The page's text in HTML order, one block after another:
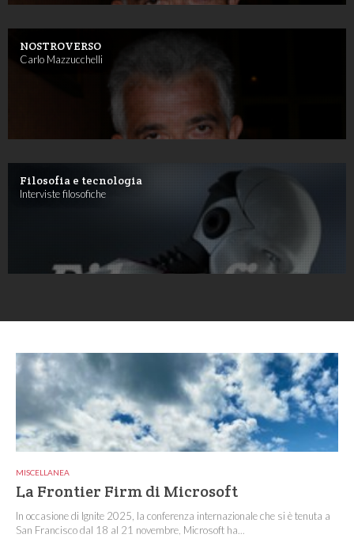
NOSTROVERSO
Carlo Mazzucchelli
Filosofia e tecnologia
Interviste filosofiche
MISCELLANEA
La Frontier Firm di Microsoft
In occasione di Ignite 2025, la conferenza internazionale che si è tenuta a
San Francisco dal 18 al 21 novembre, Microsoft ha...